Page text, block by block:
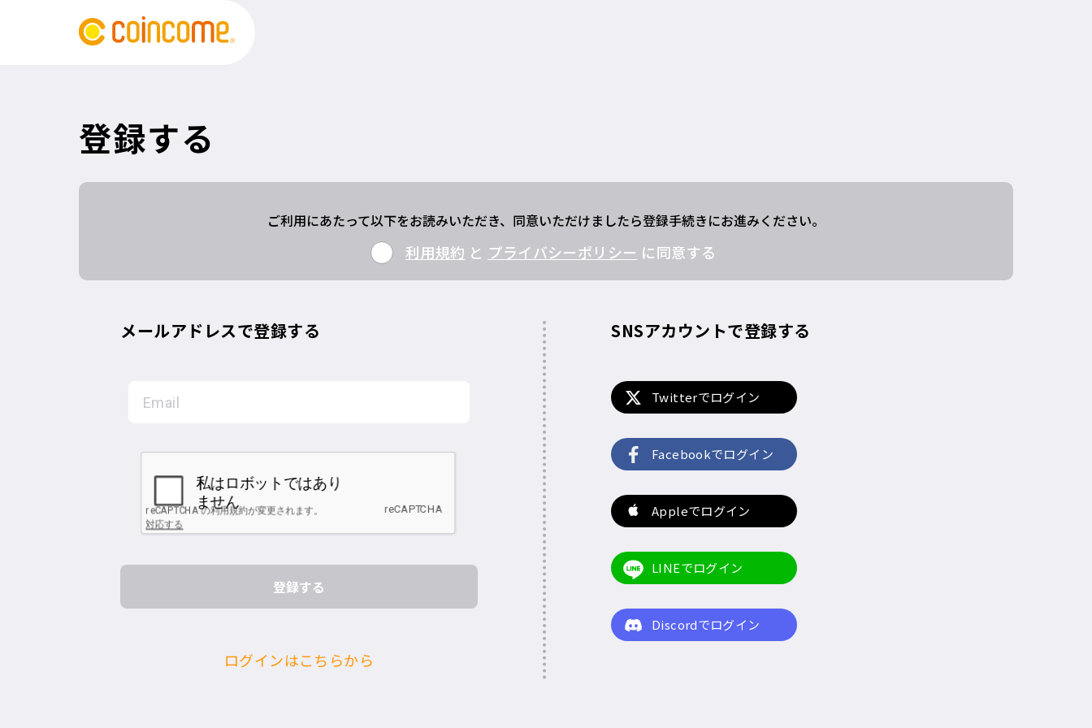
登録する
ご利用にあたって以下をお読みいただき、同意いただけましたら登録手続きにお進みください。
利用規約 と プライバシーポリシー に同意する
メールアドレスで登録する
ログインはこちらから
SNSアカウントで登録する
Twitterでログイン
Facebookでログイン
Appleでログイン
LINEでログイン
Discordでログイン